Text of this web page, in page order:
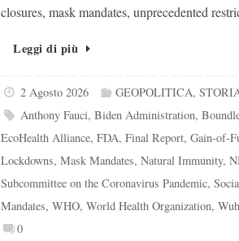
closures, mask mandates, unprecedented
Leggi di più
2 Agosto 2026 GEOPOLITICA,
Anthony Fauci,Biden Administration,
EcoHealth Alliance, FDA, Final Report, Gain-of-
Lockdowns, Mask Mandates, Natural Immunity,
Subcommittee on the Coronavirus Pandemic,
Mandates, WHO, World Health Organization,
0